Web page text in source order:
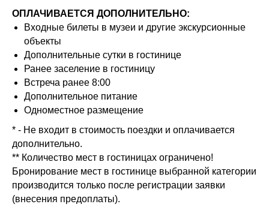
ОПЛАЧИВАЕТСЯ ДОПОЛНИТЕЛЬНО:
Входные билеты в музеи и другие экскурсионные
объекты
Дополнительные сутки в гостинице
Ранее заселение в гостиницу
Встреча ранее 8:00
Дополнительное питание
Одноместное размещение
* - Не входит в стоимость поездки и оплачивается
дополнительно.
** Количество мест в гостиницах ограничено!
Бронирование мест в гостинице выбранной категории
производится только после регистрации заявки
(внесения предоплаты).